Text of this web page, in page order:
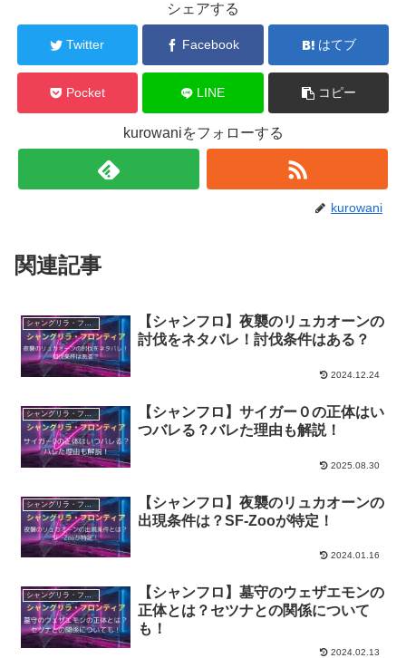
シェアする
Twitter Facebook はてブ
Pocket LINE コピー
kurowaniをフォローする
kurowani
関連記事
シャングリラ・フロンティア〜クソゲーハンター、神ゲーに挑まんとす〜
【シャンフロ】夜襲のリュカオーンの
討伐をネタバレ！討伐条件はある？
2024.12.24
シャングリラ・フロンティア〜クソゲーハンター、神ゲーに挑まんとす〜
【シャンフロ】サイガー０の正体はい
つバレる？バレた理由も解説！
2025.08.30
シャングリラ・フロンティア〜クソゲーハンター、神ゲーに挑まんとす〜
【シャンフロ】夜襲のリュカオーンの
出現条件は？SF-Zooが特定！
2024.01.16
シャングリラ・フロンティア〜クソゲーハンター、神ゲーに挑まんとす〜
【シャンフロ】墓守のウェザエモンの
正体とは？セツナとの関係について
も！
2024.02.13